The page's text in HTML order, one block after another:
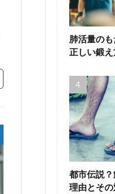
肺活量の
正しい鍛え
都市伝説
理由とそ